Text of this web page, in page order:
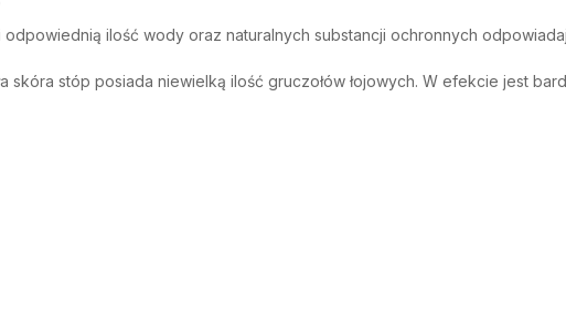
ilość wody oraz naturalnych substancji ochronnych
skóra stóp posiada niewielką ilość gruczołów łojowych. W efekcie jest